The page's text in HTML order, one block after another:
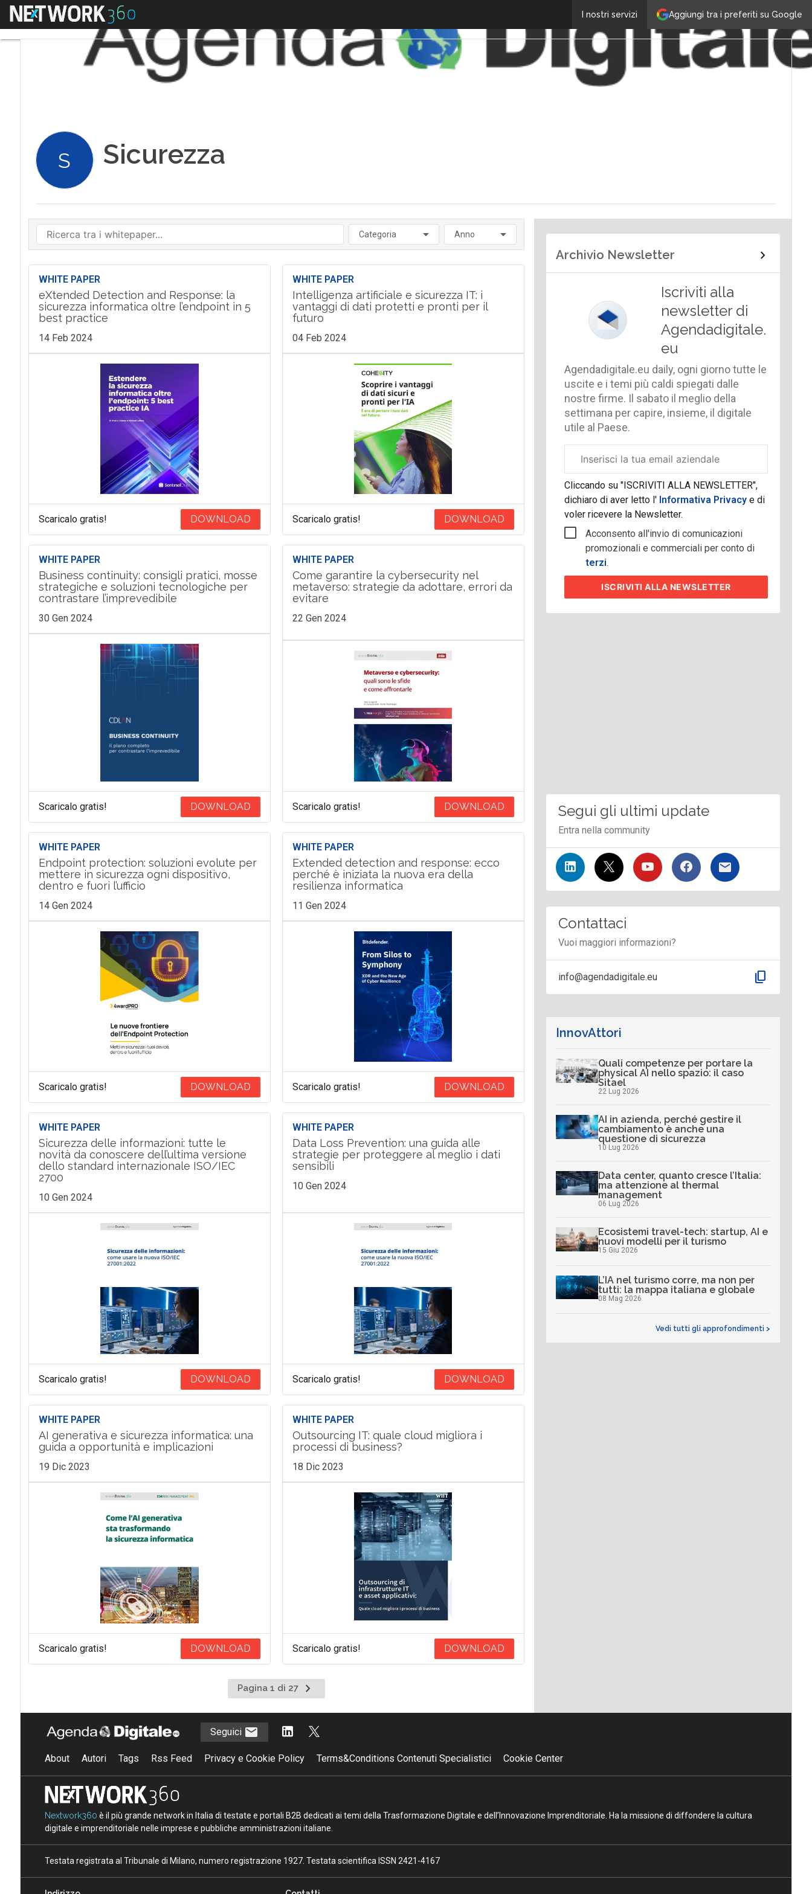
Aggiungi tra i preferiti su Google
I nostri servizi
Menu
S Sicurezza
Categoria Anno
WHITE PAPER
eXtended Detection and Response: la
sicurezza informatica oltre l’endpoint in 5
best practice
14 Feb 2024
Scaricalo gratis! DOWNLOAD
WHITE PAPER
Intelligenza artificiale e sicurezza IT: i
vantaggi di dati protetti e pronti per il
futuro
04 Feb 2024
Scaricalo gratis! DOWNLOAD
WHITE PAPER
Business continuity: consigli pratici, mosse
strategiche e soluzioni tecnologiche per
contrastare l’imprevedibile
30 Gen 2024
Scaricalo gratis! DOWNLOAD
WHITE PAPER
Come garantire la cybersecurity nel
metaverso: strategie da adottare, errori da
evitare
22 Gen 2024
Scaricalo gratis! DOWNLOAD
WHITE PAPER
Endpoint protection: soluzioni evolute per
mettere in sicurezza ogni dispositivo,
dentro e fuori l’ufficio
14 Gen 2024
Scaricalo gratis! DOWNLOAD
WHITE PAPER
Extended detection and response: ecco
perché è iniziata la nuova era della
resilienza informatica
11 Gen 2024
Scaricalo gratis! DOWNLOAD
WHITE PAPER
Sicurezza delle informazioni: tutte le
novità da conoscere dell’ultima versione
dello standard internazionale ISO/IEC
2700
10 Gen 2024
Scaricalo gratis! DOWNLOAD
WHITE PAPER
Data Loss Prevention: una guida alle
strategie per proteggere al meglio i dati
sensibili
10 Gen 2024
Scaricalo gratis! DOWNLOAD
WHITE PAPER
AI generativa e sicurezza informatica: una
guida a opportunità e implicazioni
19 Dic 2023
Scaricalo gratis! DOWNLOAD
WHITE PAPER
Outsourcing IT: quale cloud migliora i
processi di business?
18 Dic 2023
Scaricalo gratis! DOWNLOAD
Pagina 1 di 27
Pagina
successiva
Archivio Newsletter
Iscriviti alla
newsletter di
Agendadigitale.
eu
Agendadigitale.eu daily, ogni giorno tutte le
uscite e i temi più caldi spiegati dalle
nostre firme. Il sabato il meglio della
settimana per capire, insieme, il digitale
utile al Paese.
aziendale
Cliccando su "ISCRIVITI ALLA NEWSLETTER",
dichiaro di aver letto l' Informativa Privacye di
voler ricevere la Newsletter.
Acconsento all'invio di comunicazioni
promozionali e commerciali per conto di
terzi.
ISCRIVITIALLA NEWSLETTER
Segui gli ultimi update
Entra nella community
Contattaci
Vuoi maggiori informazioni?
info@agendadigitale.eu content_copy
InnovAttori
Quali competenze per portare la
physical AI nello spazio: il caso
Sitael
22 Lug 2026
AI in azienda, perché gestire il
cambiamento è anche una
questione di sicurezza
10 Lug 2026
Data center, quanto cresce l’Italia:
ma attenzione al thermal
management
06 Lug 2026
Ecosistemi travel-tech: startup, AI e
nuovi modelli per il turismo
15 Giu 2026
L’IA nel turismo corre, ma non per
tutti: la mappa italiana e globale
08 Mag 2026
Vedi tutti gli approfondimenti >
Seguici
About Autori Tags Rss Feed Privacy e Cookie Policy Terms&Conditions Contenuti Specialistici Cookie Center
Nextwork360 è il più grande network in Italia di testate e portali B2B dedicati ai temi della Trasformazione Digitale e dell’Innovazione Imprenditoriale. Ha la missione di diffondere la cultura
digitale e imprenditoriale nelle imprese e pubbliche amministrazioni italiane.
Testata registrata al Tribunale di Milano, numero registrazione 1927. Testata scientifica ISSN 2421-4167